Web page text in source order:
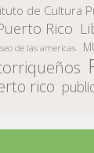
de Cultura
Rico
de las americas
rico